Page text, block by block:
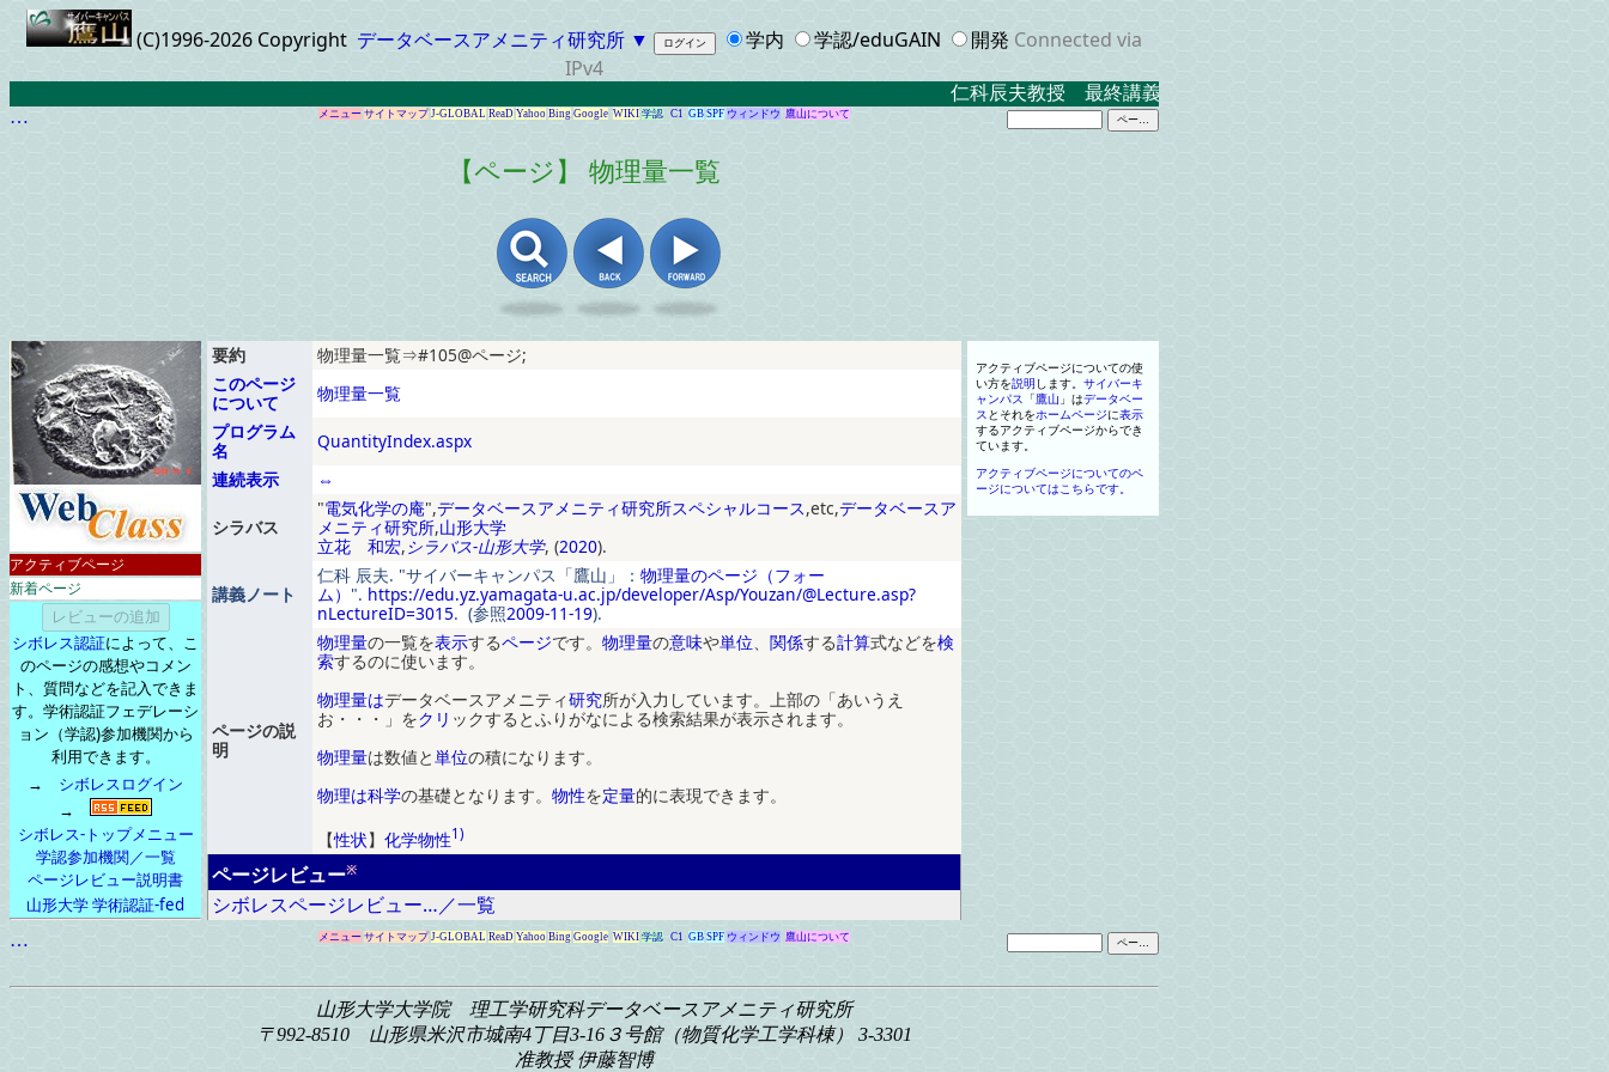
(C)1996-2026 Copyright データベースアメニティ研究所 ▼ 学内 学認/eduGAIN 開発 Connected via
IPv4
仁科辰夫教授 最終講義 ２０２３．３．１７ 米沢キャンパス中示Ａ
…
メニュー サイトマップ J-GLOBAL ReaD Yahoo Bing Google WIKI 学認 C1 GB SPF ウィンドウ 鷹山について
【ページ】 物理量一覧
アクティブページ
新着ページ
シボレス認証によって、こ
のページの感想やコメン
ト、質問などを記入できま
す。学術認証フェデレーシ
ョン（学認)参加機関から
利用できます。
→ シボレスログイン
→
シボレス-トップメニュー
学認参加機関／一覧
ページレビュー説明書
山形大学 学術認証-fed
要約
物理量一覧⇒#105@ページ;
このページ
について
物理量一覧
プログラム
名
QuantityIndex.aspx
連続表示
⇔
シラバス
電気化学の庵 ,データベースアメニティ研究所スペシャルコース,etc,データベースア
メニティ研究所,山形大学
立花 和宏, シラバス-山形大学, (2020).
講義ノート
仁科 辰夫. サイバーキャンパス「鷹山」： 物理量のページ（フォー
ム）
. https://edu.yz.yamagata-u.ac.jp/developer/Asp/Youzan/@Lecture.asp?
nLectureID=3015. (参照2009-11-19).
ページの説
明
物理量の一覧を表示するページです。 物理量の意味や単位、 関係する計算式などを検
索するのに使います。
物理量はデータベースアメニティ研究所が入力しています。 上部の 「あいうえ
お ・ ・ ・ 」 をクリ ックするとふりがなによる検索結果が表示されます。
物理量は数値と単位の積になります。
物理は科学の基礎となります。 物性を定量的に表現できます。
【性状】 化学物性1)
ページレビュー※
シボレスページレビュー…／一覧
アクティブページについての使
い方を説明 します。 サイバーキ
ャンパス 「鷹山 」 はデータベー
スと それをホームページに表示
するアクティブページからでき
ています。
アクティブページについてのペ
ージについてはこちらです。
… メニュー サイトマップ J-GLOBAL ReaD Yahoo Bing Google WIKI 学認 C1 GB SPF ウィンドウ 鷹山について
山形大学大学院 理工学研究科データベースアメニティ研究所
〒992-8510 山形県米沢市城南4丁目3-16３号館（物質化学工学科棟） 3-3301
准教授 伊藤智博